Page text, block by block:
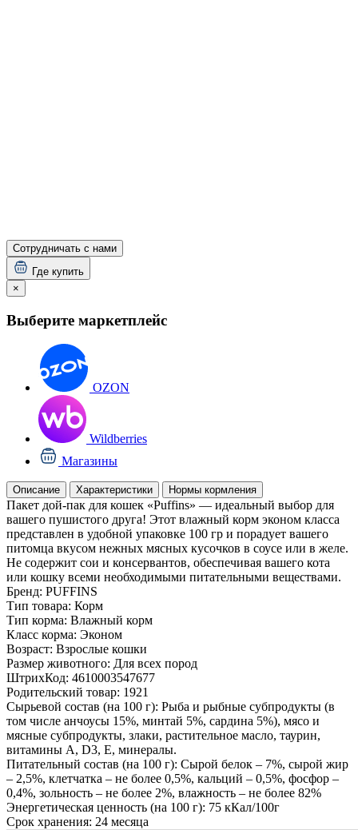
Сотрудничать с нами
Где купить
×
Выберите маркетплейс
OZON
Wildberries
Магазины
Описание Характеристики Нормы кормления
Пакет дой-пак для кошек «Puffins» — идеальный выбор для
вашего пушистого друга! Этот влажный корм эконом класса
представлен в удобной упаковке 100 гр и порадует вашего
питомца вкусом нежных мясных кусочков в соусе или в желе.
Не содержит сои и консервантов, обеспечивая вашего кота
или кошку всеми необходимыми питательными веществами.
Бренд: PUFFINS
Тип товара: Корм
Тип корма: Влажный корм
Класс корма: Эконом
Возраст: Взрослые кошки
Размер животного: Для всех пород
ШтрихКод: 4610003547677
Родительский товар: 1921
Сырьевой состав (на 100 г): Рыба и рыбные субпродукты (в
том числе анчоусы 15%, минтай 5%, сардина 5%), мясо и
мясные субпродукты, злаки, растительное масло, таурин,
витамины А, D3, Е, минералы.
Питательный состав (на 100 г): Сырой белок – 7%, сырой жир
– 2,5%, клетчатка – не более 0,5%, кальций – 0,5%, фосфор –
0,4%, зольность – не более 2%, влажность – не более 82%
Энергетическая ценность (на 100 г): 75 кКал/100г
Срок хранения: 24 месяца